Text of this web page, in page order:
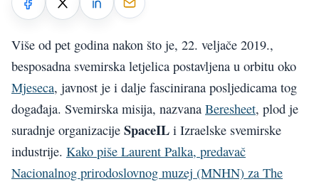
Više od pet godina nakon što je, 22. veljače 2019.,
besposadna svemirska letjelica postavljena u orbitu oko
Mjeseca, javnost je i dalje fascinirana posljedicama tog
događaja. Svemirska misija, nazvana Beresheet, plod je
suradnje organizacije SpaceIL i Izraelske svemirske
industrije. Kako piše Laurent Palka, predavač
Nacionalnog prirodoslovnog muzej (MNHN) za The